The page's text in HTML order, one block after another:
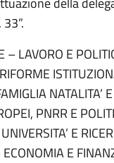
LAVORO E
NATALITA’
PNRR E
E
E